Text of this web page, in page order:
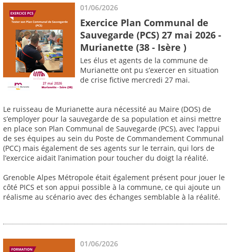
01/06/2026
Exercice Plan Communal de
Sauvegarde (PCS) 27 mai 2026 -
Murianette (38 - Isère )
Les élus et agents de la commune de
Murianette ont pu s’exercer en situation
de crise fictive mercredi 27 mai.
Le ruisseau de Murianette aura nécessité au Maire (DOS) de
s’employer pour la sauvegarde de sa population et ainsi mettre
en place son Plan Communal de Sauvegarde (PCS), avec l’appui
de ses équipes au sein du Poste de Commandement Communal
(PCC) mais également de ses agents sur le terrain, qui lors de
l’exercice aidait l’animation pour toucher du doigt la réalité.
Grenoble Alpes Métropole était également présent pour jouer le
côté PICS et son appui possible à la commune, ce qui ajoute un
réalisme au scénario avec des échanges semblable à la réalité.
01/06/2026